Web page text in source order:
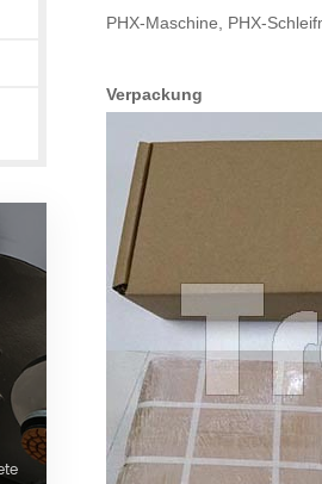
PHX-Maschine, PHX-
Verpackung